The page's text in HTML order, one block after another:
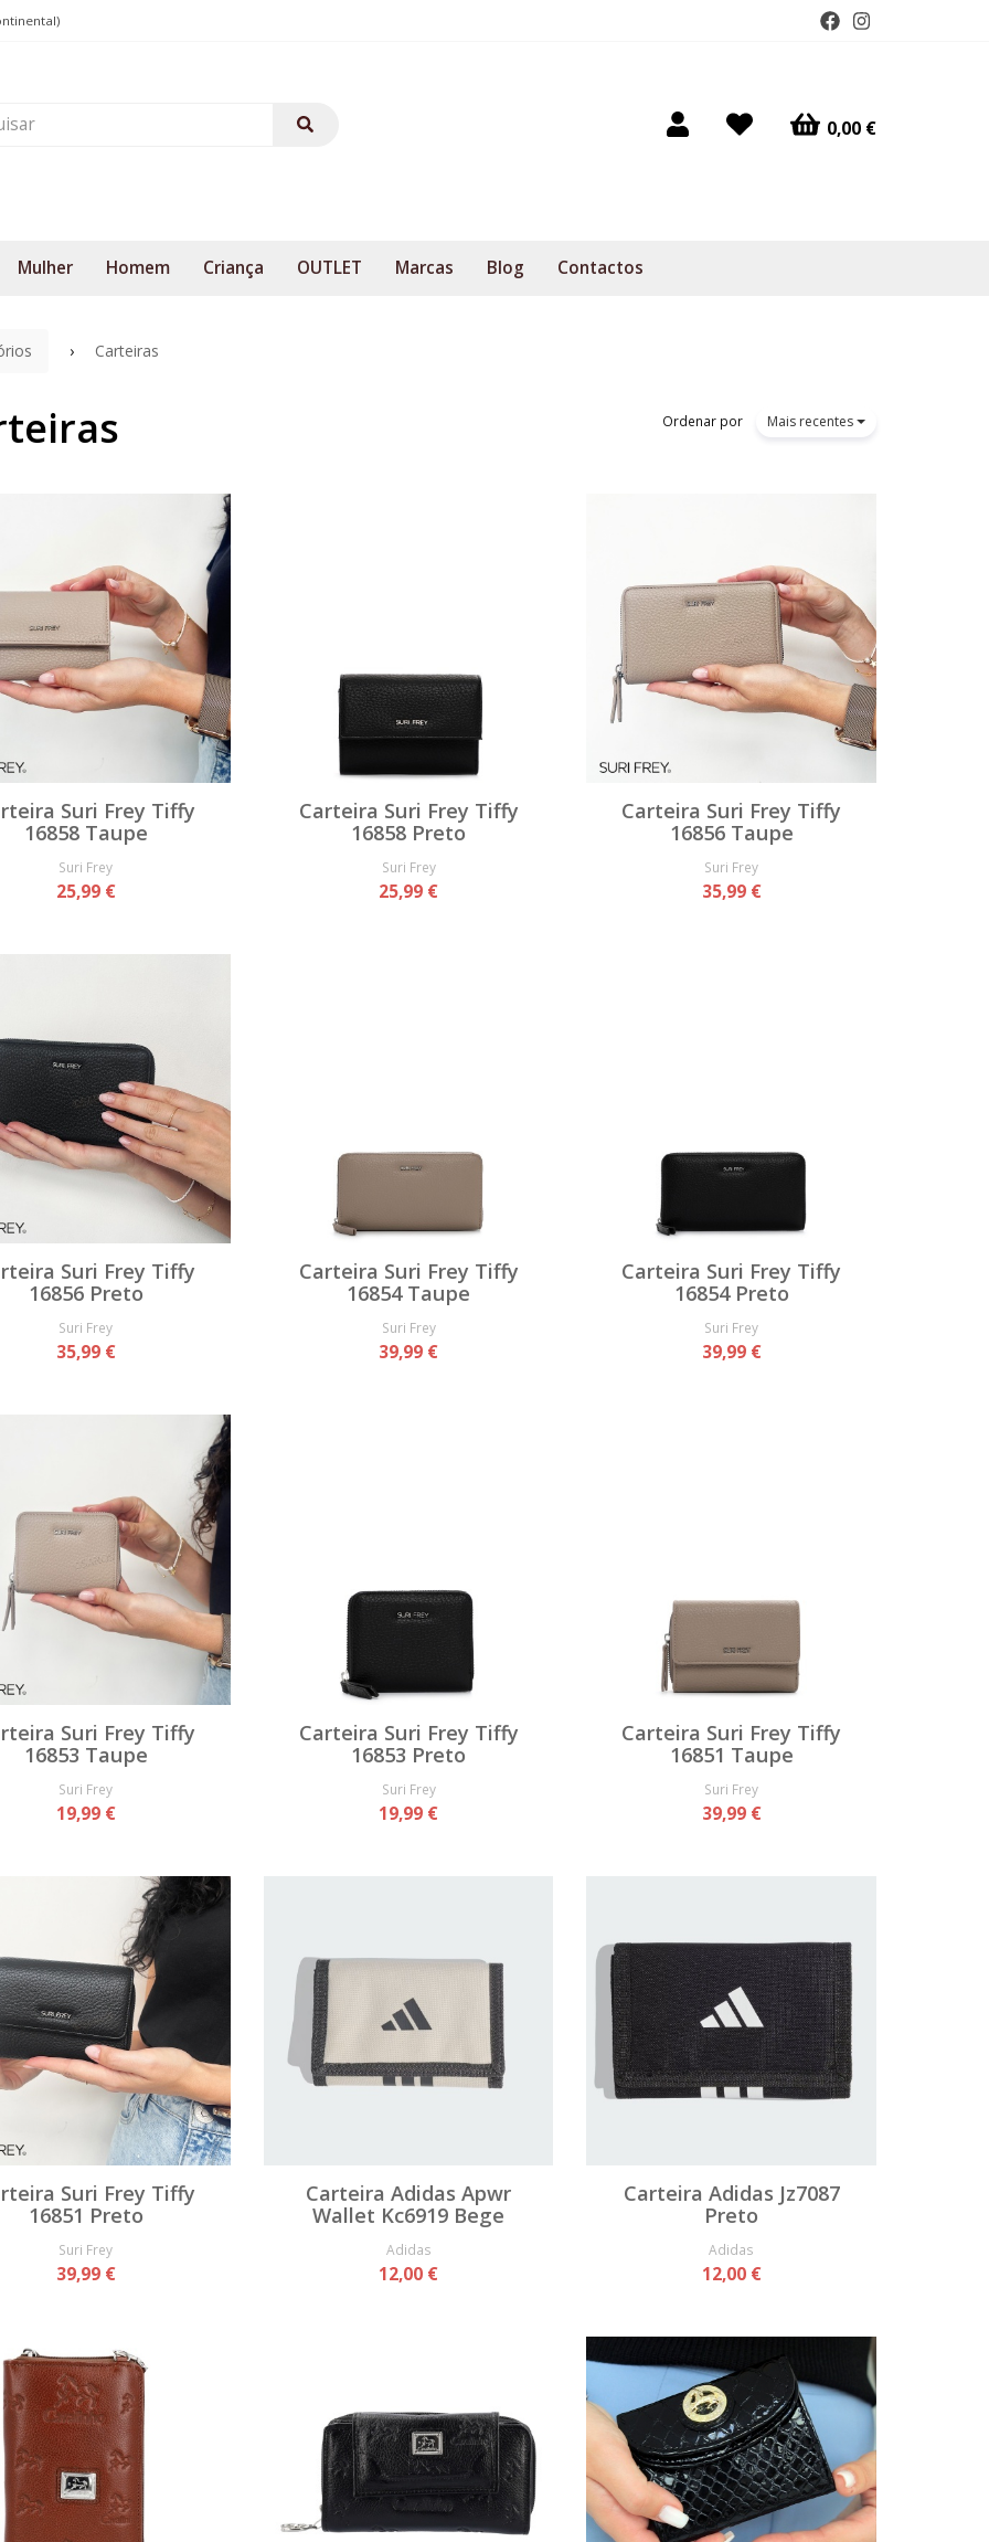
0,00 €
Mulher Homem Criança OUTLET Marcas Blog Contactos
Carteiras
Ordenar por Mais recentes
Suri Frey Tiffy
16858 Taupe
Suri Frey
25,99 €
Carteira Suri Frey Tiffy
16858 Preto
Suri Frey
25,99 €
Carteira Suri Frey Tiffy
16856 Taupe
Suri Frey
35,99 €
Suri Frey Tiffy
16856 Preto
Suri Frey
35,99 €
Carteira Suri Frey Tiffy
16854 Taupe
Suri Frey
39,99 €
Carteira Suri Frey Tiffy
16854 Preto
Suri Frey
39,99 €
Suri Frey Tiffy
16853 Taupe
Suri Frey
19,99 €
Carteira Suri Frey Tiffy
16853 Preto
Suri Frey
19,99 €
Carteira Suri Frey Tiffy
16851 Taupe
Suri Frey
39,99 €
Suri Frey Tiffy
16851 Preto
Suri Frey
39,99 €
Carteira Adidas Apwr
Wallet Kc6919 Bege
Adidas
12,00 €
Carteira Adidas Jz7087
Preto
Adidas
12,00 €